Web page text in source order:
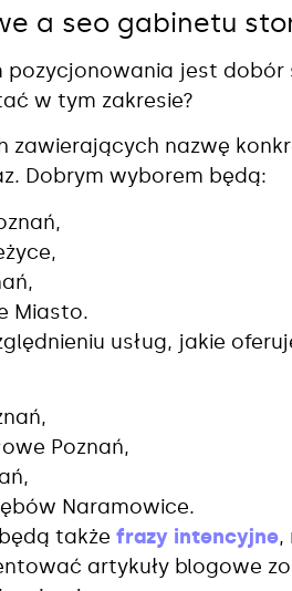
a seo gabinetu
pozycjonowania jest dobór
w tym zakresie?
zawierających nazwę
Dobrym wyborem będą:
Miasto.
usług, jakie
Poznań,
Naramowice.
także frazy intencyjne,
artykuły blogowe